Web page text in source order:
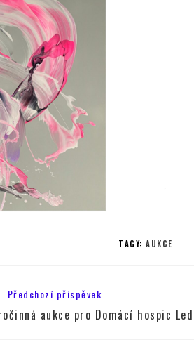
TAGY: AUKCE
Předchozí příspěvek
aukce pro Domácí hospic